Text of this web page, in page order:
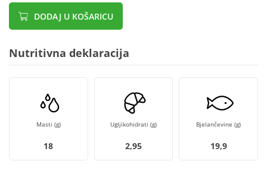
DODAJ U KOŠARICU
Nutritivna deklaracija
Masti (g)
18
Ugljikohidrati (g)
2,95
Bjelančevine (g)
19,9